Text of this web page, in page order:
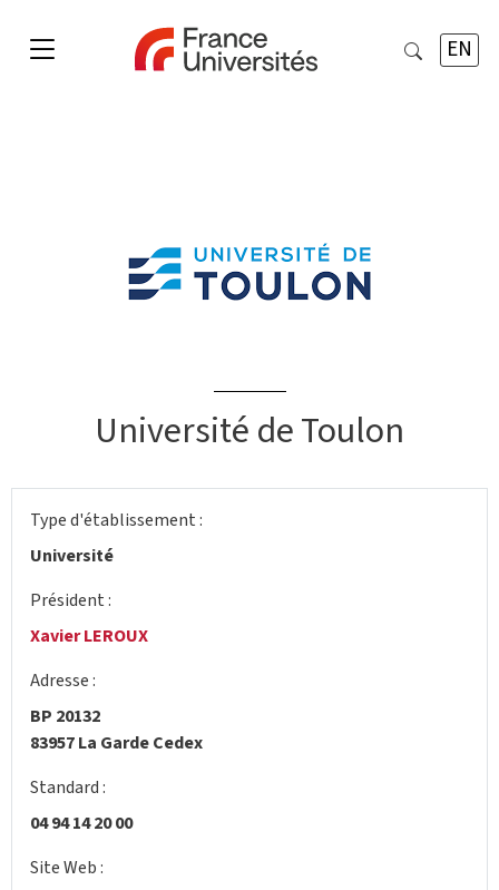
EN
Université de Toulon
Type d'établissement :
Université
Président :
Xavier LEROUX
Adresse :
BP 20132
83957 La Garde Cedex
Standard :
04 94 14 20 00
Site Web :